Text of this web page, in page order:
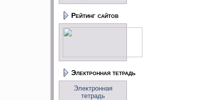
Рейтинг сайтов
Электронная тетрадь
Электронная
тетрадь